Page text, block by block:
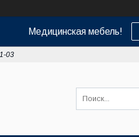
Медицинская мебель!
03